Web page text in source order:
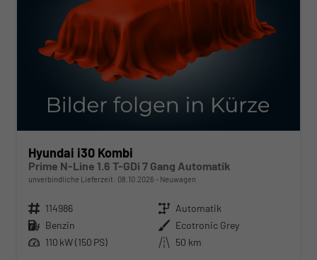
Hyundai i30 Kombi
Prime N-Line 1.6 T-GDi 7 Gang Automatik
unverbindliche Lieferzeit: 08.10.2026 Neuwagen
Fahrzeugnr. 114986 Getriebe Automatik
Kraftstoff Benzin Außenfarbe Ecotronic Grey
Leistung 110 kW (150 PS) Kilometerstand 50 km